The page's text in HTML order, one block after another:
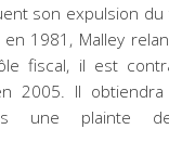
son expulsion
1981, Malley
fiscal, il est
2005. Il
une plainte